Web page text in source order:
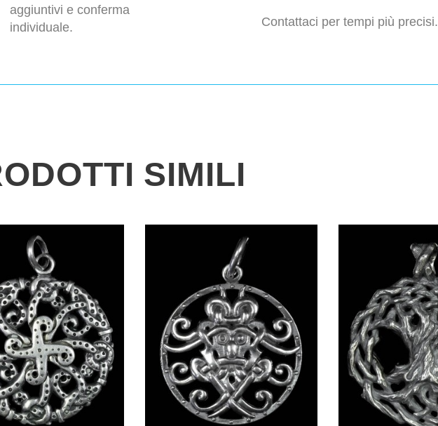
aggiuntivi e conferma
individuale.
Contattaci per tempi più precisi.
SIMILI